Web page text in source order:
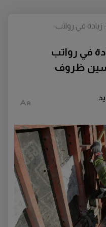
في رواتب
ظروف
في رواتب